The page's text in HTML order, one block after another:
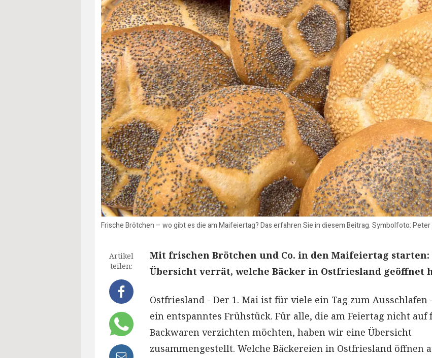
Frische Brötchen – wo gibt es die am Maifeiertag? Das erfahren Sie in diesem Beitrag. Symbolfoto:
Artikel
teilen:
Mit frischen Brötchen und Co. in den Maifeiertag starten:
Übersicht verrät, welche Bäcker in Ostfriesland geöffnet
Ostfriesland - Der 1. Mai ist für viele ein Tag zum Ausschlafen
ein entspanntes Frühstück. Für alle, die am Feiertag nicht auf
Backwaren verzichten möchten, haben wir eine Übersicht
zusammengestellt. Welche Bäckereien in Ostfriesland öffnen